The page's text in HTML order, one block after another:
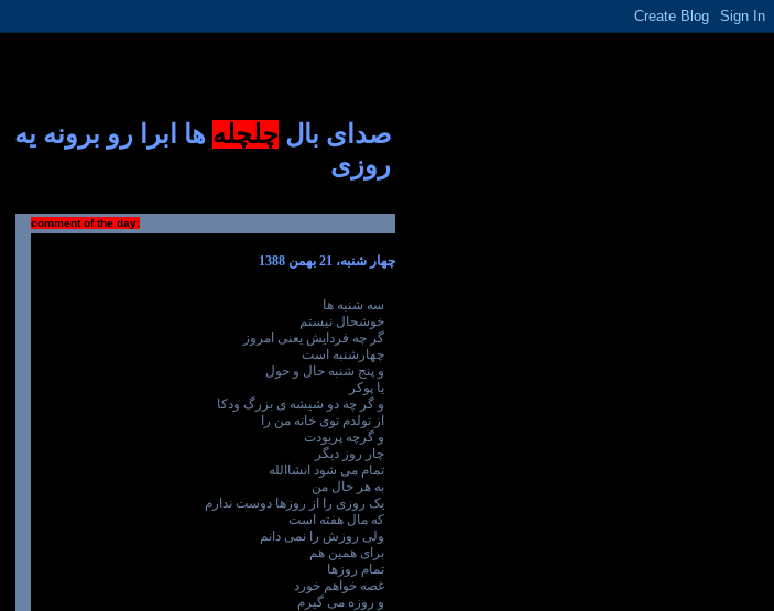
صدای بال چلچله ها ابرا رو برونه یه
روزی
comment of the day:
چهار شنبه، 21 بهمن 1388
سه شنبه ها
خوشحال نیستم
گر چه فردایش یعنی امروز
چهارشنبه است
و پنج شنبه حال و حول
یا پوکر
و گر چه دو شیشه ی بزرگ ودکا
از تولدم توی خانه من را
و گرچه پریودت
چار روز دیگر
تمام می شود انشاالله
به هر حال من
یک روزی را از روزها دوست ندارم
که مال هفته است
ولی روزش را نمی دانم
برای همین هم
تمام روزها
غصه خواهم خورد
و روزه می گیرم